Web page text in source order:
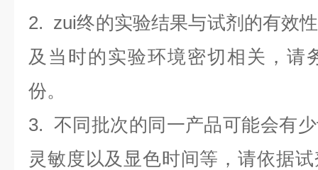
2. zui终的实验结果与试剂的有效
及当时的实验环境密切相关，请
份。
3. 不同批次的同一产品可能会有
灵敏度以及显色时间等，请依据